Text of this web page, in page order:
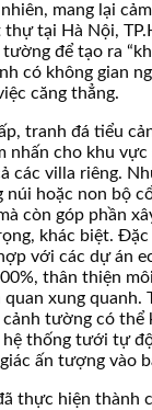
mang lại
thự tại Hà Nội,
để tạo ra
có không gian
căng thẳng.
tranh đá tiểu
nhấn cho khu vực
các villa riêng.
núi hoặc non bộ
còn góp phần
khác biệt.
với các dự án
thân thiện
xung quanh.
tường có thể
hệ thống tưới tự
ấn tượng vào
thực hiện thành